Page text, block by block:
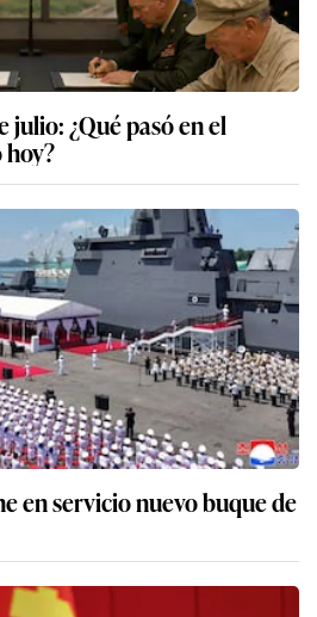
julio: ¿Qué pasó en el
en servicio nuevo buque de